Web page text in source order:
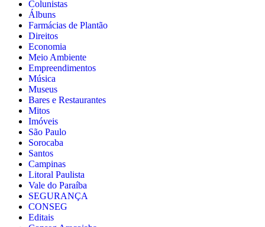
Colunistas
Álbuns
Farmácias de Plantão
Direitos
Economia
Meio Ambiente
Empreendimentos
Música
Museus
Bares e Restaurantes
Mitos
Imóveis
São Paulo
Sorocaba
Santos
Campinas
Litoral Paulista
Vale do Paraíba
SEGURANÇA
CONSEG
Editais